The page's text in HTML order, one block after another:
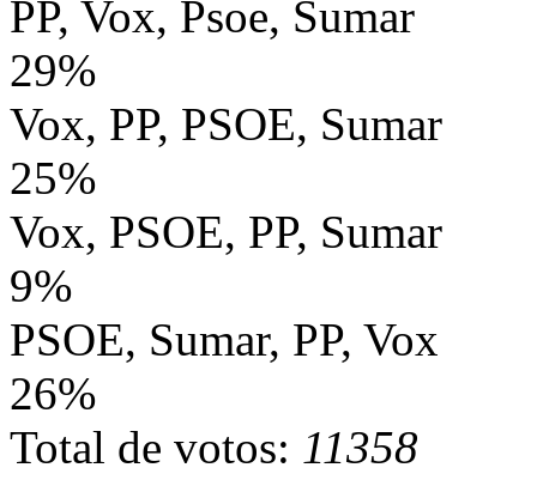
PP, Vox, Psoe, Sumar
29%
Vox, PP, PSOE, Sumar
25%
Vox, PSOE, PP, Sumar
9%
PSOE, Sumar, PP, Vox
26%
Total de votos: 11358